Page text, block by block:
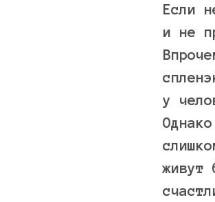
Если
и не
у
живут